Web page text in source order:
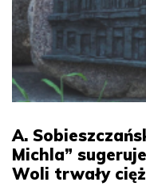
A.
Michla”
Woli trwały